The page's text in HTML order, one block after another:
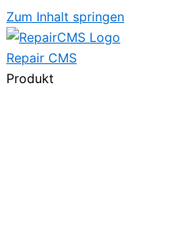
Zum Inhalt springen
Repair CMS
Produkt